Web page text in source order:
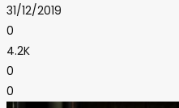
31/12/2019
0
4.2K
0
0